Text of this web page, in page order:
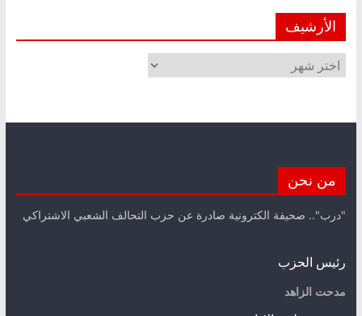
الأرشيف
الأرشيف
من نحن
"درب".. صحيفة الكترونية صادرة عن حزب التحالف الشعبي الاشتراكي
رئيس الحزب
مدحت الزاهد